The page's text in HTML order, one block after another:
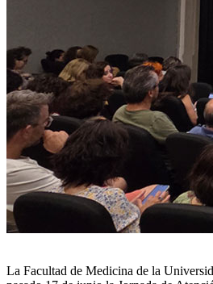
La Facultad de Medicina de la